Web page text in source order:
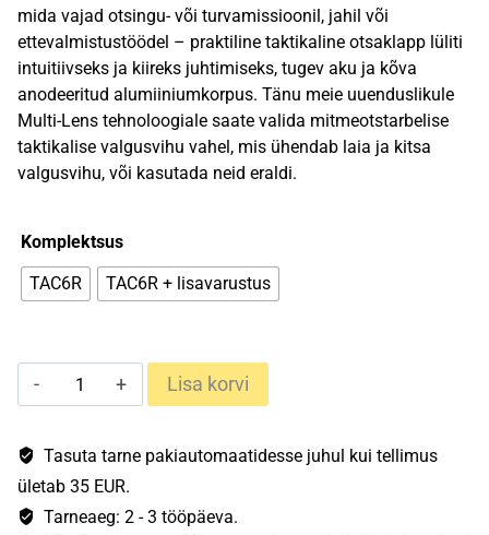
mida vajad otsingu- või turvamissioonil, jahil või
ettevalmistustöödel – praktiline taktikaline otsaklapp lüliti
intuitiivseks ja kiireks juhtimiseks, tugev aku ja kõva
anodeeritud alumiiniumkorpus. Tänu meie uuenduslikule
Multi-Lens tehnoloogiale saate valida mitmeotstarbelise
taktikalise valgusvihu vahel, mis ühendab laia ja kitsa
valgusvihu, või kasutada neid eraldi.
Komplektsus
TAC6R TAC6R + lisavarustus
Ledlenser
TAC6R
Lisa korvi
Tasuta tarne pakiautomaatidesse juhul kui tellimus
ületab 35 EUR.
Tarneaeg: 2 - 3 tööpäeva.